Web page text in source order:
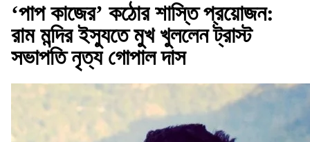
‘পাপ কাজের’ কঠোর শাস্তি প্রয়োজন:
রাম মন্দির ইস্যুতে মুখ খুললেন ট্রাস্ট
সভাপতি নৃত্য গোপাল দাস